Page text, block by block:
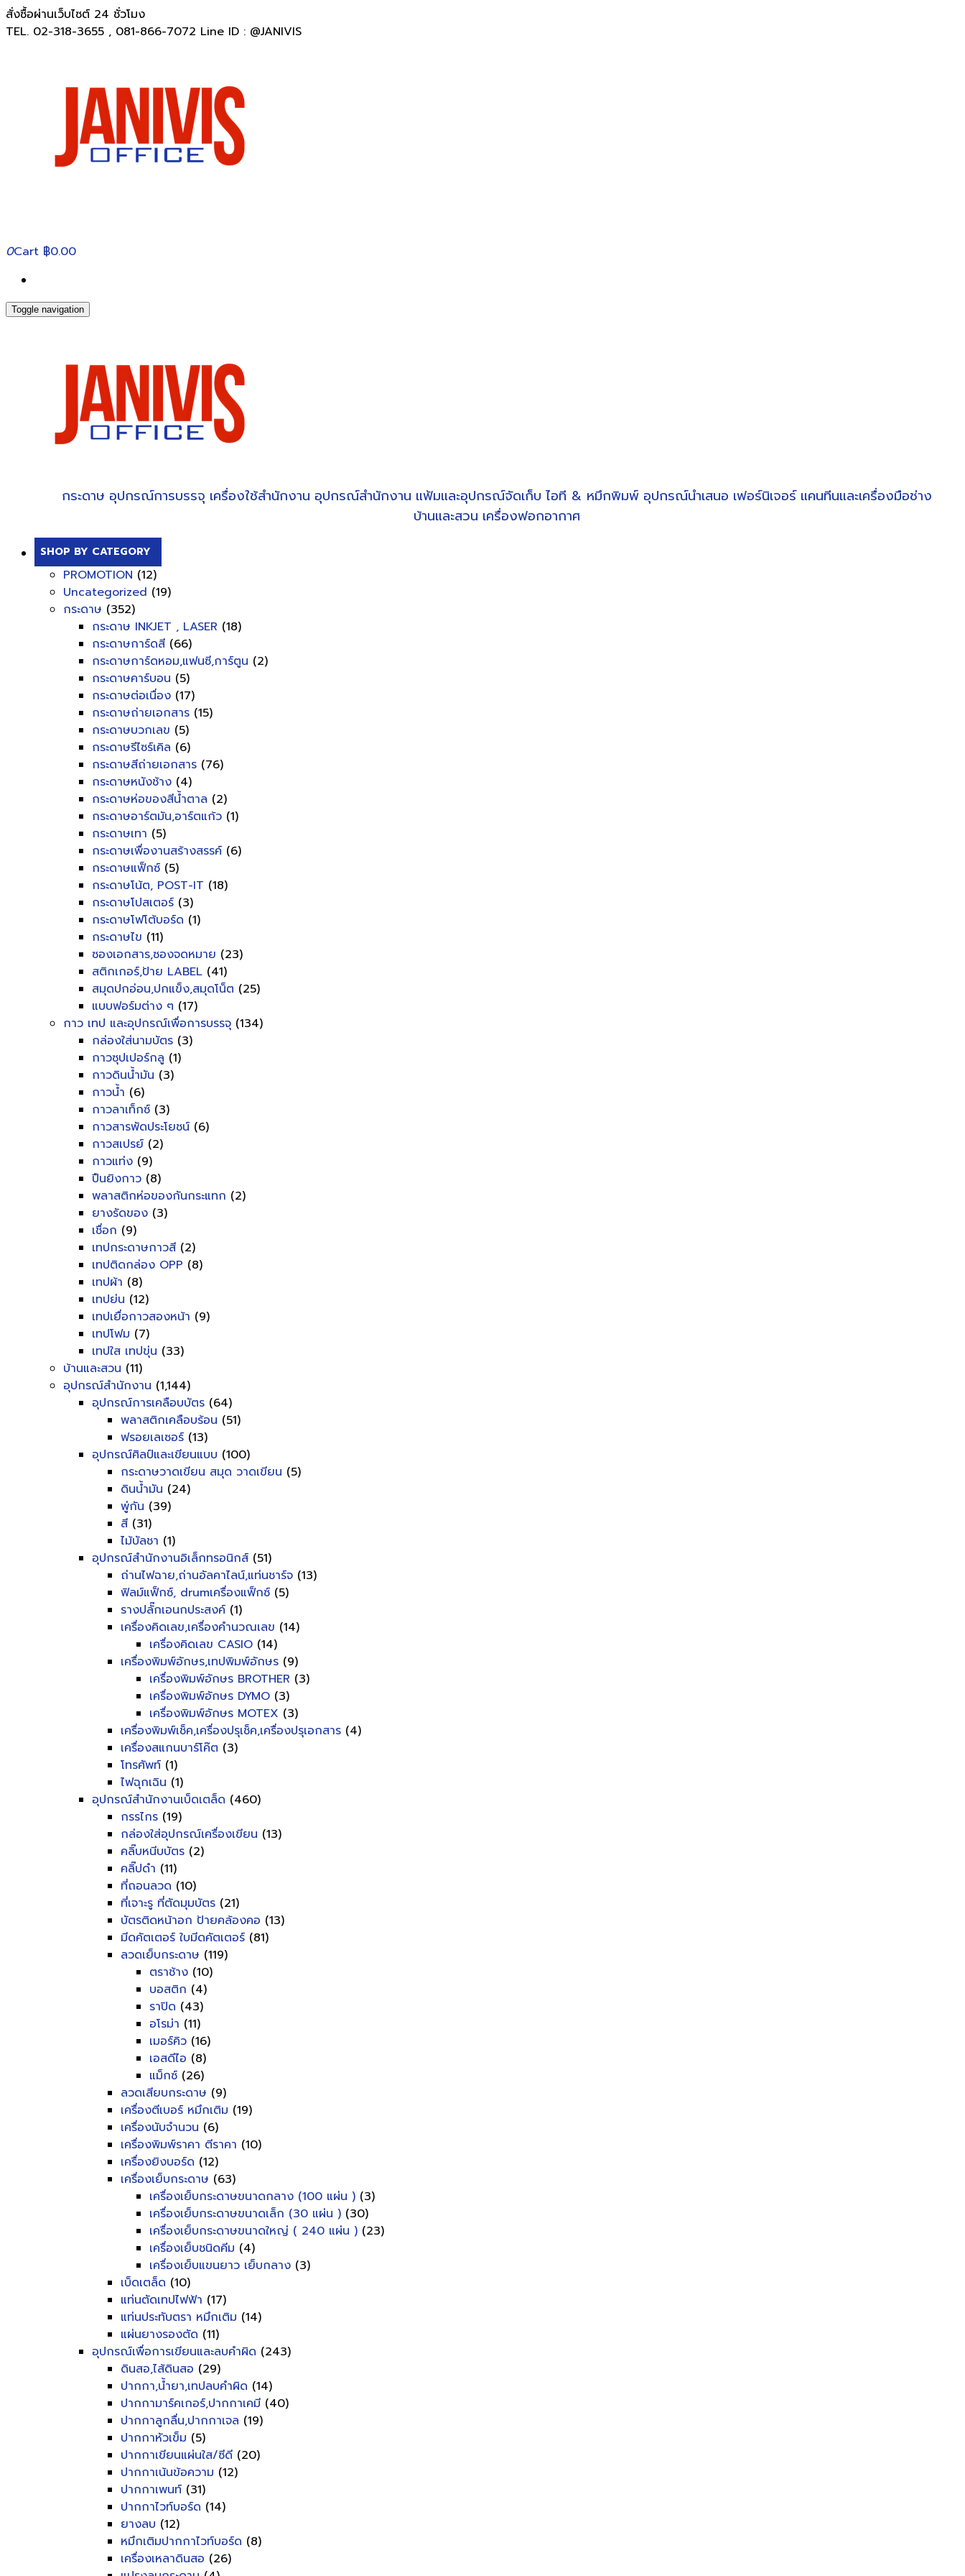
สั่งซื้อผ่านเว็บไซต์ 24 ชั่วโมง
TEL. 02-318-3655 , 081-866-7072 Line ID : @JANIVIS
0Cart ฿0.00
Toggle navigation
กระดาษ อุปกรณ์การบรรจุ เครื่องใช้สำนักงาน อุปกรณ์สำนักงาน แฟ้มและอุปกรณ์จัดเก็บ ไอที & หมึกพิมพ์ อุปกรณ์นำเสนอ เฟอร์นิเจอร์ แคนทีนและเครื่องมือช่าง
บ้านและสวน เครื่องฟอกอากาศ
SHOP BY CATEGORY
PROMOTION (12)
Uncategorized (19)
กระดาษ (352)
กระดาษ INKJET , LASER (18)
กระดาษการ์ดสี (66)
กระดาษการ์ดหอม,แฟนซี,การ์ตูน (2)
กระดาษคาร์บอน (5)
กระดาษต่อเนื่อง (17)
กระดาษถ่ายเอกสาร (15)
กระดาษบวกเลข (5)
กระดาษรีไซร์เคิล (6)
กระดาษสีถ่ายเอกสาร (76)
กระดาษหนังช้าง (4)
กระดาษห่อของสีน้ำตาล (2)
กระดาษอาร์ตมัน,อาร์ตแก้ว (1)
กระดาษเทา (5)
กระดาษเพื่องานสร้างสรรค์ (6)
กระดาษแฟ็กซ์ (5)
กระดาษโน้ต, POST-IT (18)
กระดาษโปสเตอร์ (3)
กระดาษโฟโต้บอร์ด (1)
กระดาษไข (11)
ซองเอกสาร,ซองจดหมาย (23)
สติกเกอร์,ป้าย LABEL (41)
สมุดปกอ่อน,ปกแข็ง,สมุดโน็ต (25)
แบบฟอร์มต่าง ๆ (17)
กาว เทป และอุปกรณ์เพื่อการบรรจุ (134)
กล่องใส่นามบัตร (3)
กาวซุปเปอร์กลู (1)
กาวดินน้ำมัน (3)
กาวน้ำ (6)
กาวลาเท็กซ์ (3)
กาวสารพัดประโยชน์ (6)
กาวสเปรย์ (2)
กาวแท่ง (9)
ปืนยิงกาว (8)
พลาสติกห่อของกันกระแทก (2)
ยางรัดของ (3)
เชื่อก (9)
เทปกระดาษกาวสี (2)
เทปติดกล่อง OPP (8)
เทปผ้า (8)
เทปย่น (12)
เทปเยื่อกาวสองหน้า (9)
เทปโฟม (7)
เทปใส เทปขุ่น (33)
บ้านและสวน (11)
อุปกรณ์สำนักงาน (1,144)
อุปกรณ์การเคลือบบัตร (64)
พลาสติกเคลือบร้อน (51)
ฟรอยเลเซอร์ (13)
อุปกรณ์ศิลป์และเขียนแบบ (100)
กระดาษวาดเขียน สมุด วาดเขียน (5)
ดินน้ำมัน (24)
พู่กัน (39)
สี (31)
ไม้บัลชา (1)
อุปกรณ์สำนักงานอิเล็กทรอนิกส์ (51)
ถ่านไฟฉาย,ถ่านอัลคาไลน์,แท่นชาร์จ (13)
ฟิลม์แฟ็กซ์, drumเครื่องแฟ็กซ์ (5)
รางปลั๊กเอนกประสงค์ (1)
เครื่องคิดเลข,เครื่องคำนวณเลข (14)
เครื่องคิดเลข CASIO (14)
เครื่องพิมพ์อักษร,เทปพิมพ์อักษร (9)
เครื่องพิมพ์อักษร BROTHER (3)
เครื่องพิมพ์อักษร DYMO (3)
เครื่องพิมพ์อักษร MOTEX (3)
เครื่องพิมพ์เช็ค,เครื่องปรุเช็ค,เครื่องปรุเอกสาร (4)
เครื่องสแกนบาร์โค๊ต (3)
โทรศัพท์ (1)
ไฟฉุกเฉิน (1)
อุปกรณ์สำนักงานเบ็ดเตล็ด (460)
กรรไกร (19)
กล่องใส่อุปกรณ์เครื่องเขียน (13)
คลิ๊บหนีบบัตร (2)
คลิ๊ปดำ (11)
ที่ถอนลวด (10)
ที่เจาะรู ที่ตัดมุมบัตร (21)
บัตรติดหน้าอก ป้ายคล้องคอ (13)
มีดคัตเตอร์ ใบมีดคัตเตอร์ (81)
ลวดเย็บกระดาษ (119)
ตราช้าง (10)
บอสติก (4)
ราปิด (43)
อโรม่า (11)
เมอร์คิว (16)
เอสดีไอ (8)
แม็กซ์ (26)
ลวดเสียบกระดาษ (9)
เครื่องตีเบอร์ หมึกเติม (19)
เครื่องนับจำนวน (6)
เครื่องพิมพ์ราคา ตีราคา (10)
เครื่องยิงบอร์ด (12)
เครื่องเย็บกระดาษ (63)
เครื่องเย็บกระดาษขนาดกลาง (100 แผ่น ) (3)
เครื่องเย็บกระดาษขนาดเล็ก (30 แผ่น ) (30)
เครื่องเย็บกระดาษขนาดใหญ่ ( 240 แผ่น ) (23)
เครื่องเย็บชนิดคีม (4)
เครื่องเย็บแขนยาว เย็บกลาง (3)
เบ็ดเตล็ด (10)
แท่นตัดเทปไฟฟ้า (17)
แท่นประทับตรา หมึกเติม (14)
แผ่นยางรองตัด (11)
อุปกรณ์เพื่อการเขียนและลบคำผิด (243)
ดินสอ,ไส้ดินสอ (29)
ปากกา,น้ำยา,เทปลบคำผิด (14)
ปากกามาร์คเกอร์,ปากกาเคมี (40)
ปากกาลูกลื่น,ปากกาเจล (19)
ปากกาหัวเข็ม (5)
ปากกาเขียนแผ่นใส/ซีดี (20)
ปากกาเน้นข้อความ (12)
ปากกาเพนท์ (31)
ปากกาไวท์บอร์ด (14)
ยางลบ (12)
หมึกเติมปากกาไวท์บอร์ด (8)
เครื่องเหลาดินสอ (26)